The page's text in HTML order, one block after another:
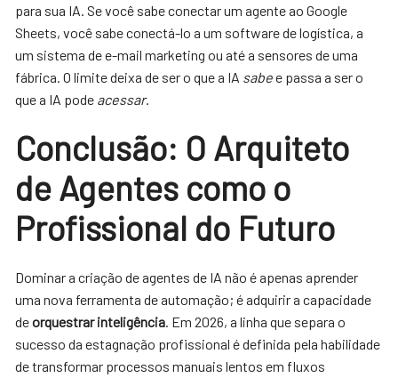
para sua IA. Se você sabe conectar um agente ao Google
Sheets, você sabe conectá-lo a um software de logística, a
um sistema de e-mail marketing ou até a sensores de uma
fábrica. O limite deixa de ser o que a IA sabee passa a ser o
que a IA pode acessar.
Conclusão: O Arquiteto
de Agentes como o
Profissional do Futuro
Dominar a criação de agentes de IA não é apenas aprender
uma nova ferramenta de automação; é adquirir a capacidade
deorquestrar inteligência . Em 2026, a linha que separa o
sucesso da estagnação profissional é definida pela habilidade
de transformar processos manuais lentos em fluxos